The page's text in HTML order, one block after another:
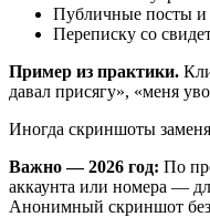
Публичные посты и
Переписку со
Пример из практики.
давал присягу», «меня
Иногда скриншоты
Важно — 2026 год: По
аккаунта или номера —
Анонимный скриншот без